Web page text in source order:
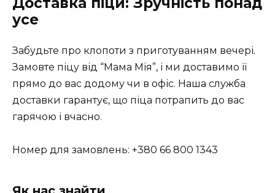
усе
Забудьте про клопоти з приготуванням вечері.
Замовте піцу від “Мама Мія”, і ми доставимо її
прямо до вас додому чи в офіс. Наша служба
доставки гарантує, що піца потрапить до вас
гарячою і вчасно.
Номер для замовлень: +380 66 800 1343